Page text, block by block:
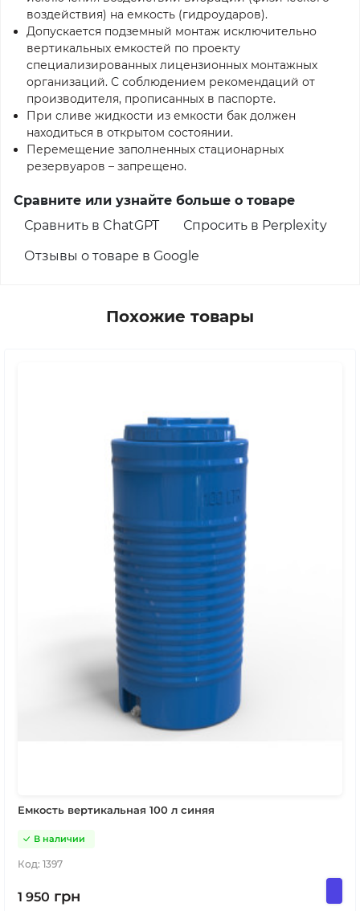
воздействия) на емкость (гидроударов).
Допускается подземный монтаж исключительно
вертикальных емкостей по проекту
специализированных лицензионных монтажных
организаций. С соблюдением рекомендаций от
производителя, прописанных в паспорте.
При сливе жидкости из емкости бак должен
находиться в открытом состоянии.
Перемещение заполненных стационарных
резервуаров – запрещено.
Сравните или узнайте больше о товаре
Сравнить в ChatGPT
Спросить в Perplexity
Отзывы о товаре в Google
Похожие товары
Емкость вертикальная 100 л синяя
Код: 1397
В наличии
1 950 грн